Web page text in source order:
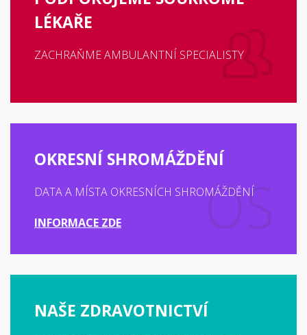
LÉKAŘE
ZACHRAŇME AMBULANTNÍ SPECIALISTY
OKRESNÍ SHROMÁŽDĚNÍ
DATA A MÍSTA OKRESNÍCH SHROMÁŽDĚNÍ
INFORMACE ZDE
NAŠE ZDRAVOTNICTVÍ